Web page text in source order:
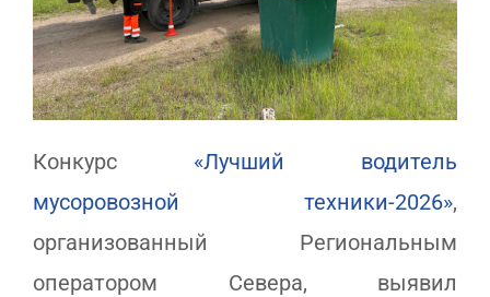
Конкурс «Лучший водитель
мусоровозной техники-2026»,
организованный Региональным
оператором Севера, выявил